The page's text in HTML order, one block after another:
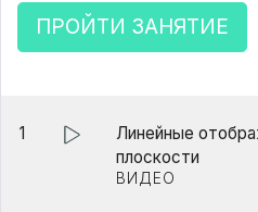
ПРОЙТИ ЗАНЯТИЕ
1
Линейные
плоскости
ВИДЕО